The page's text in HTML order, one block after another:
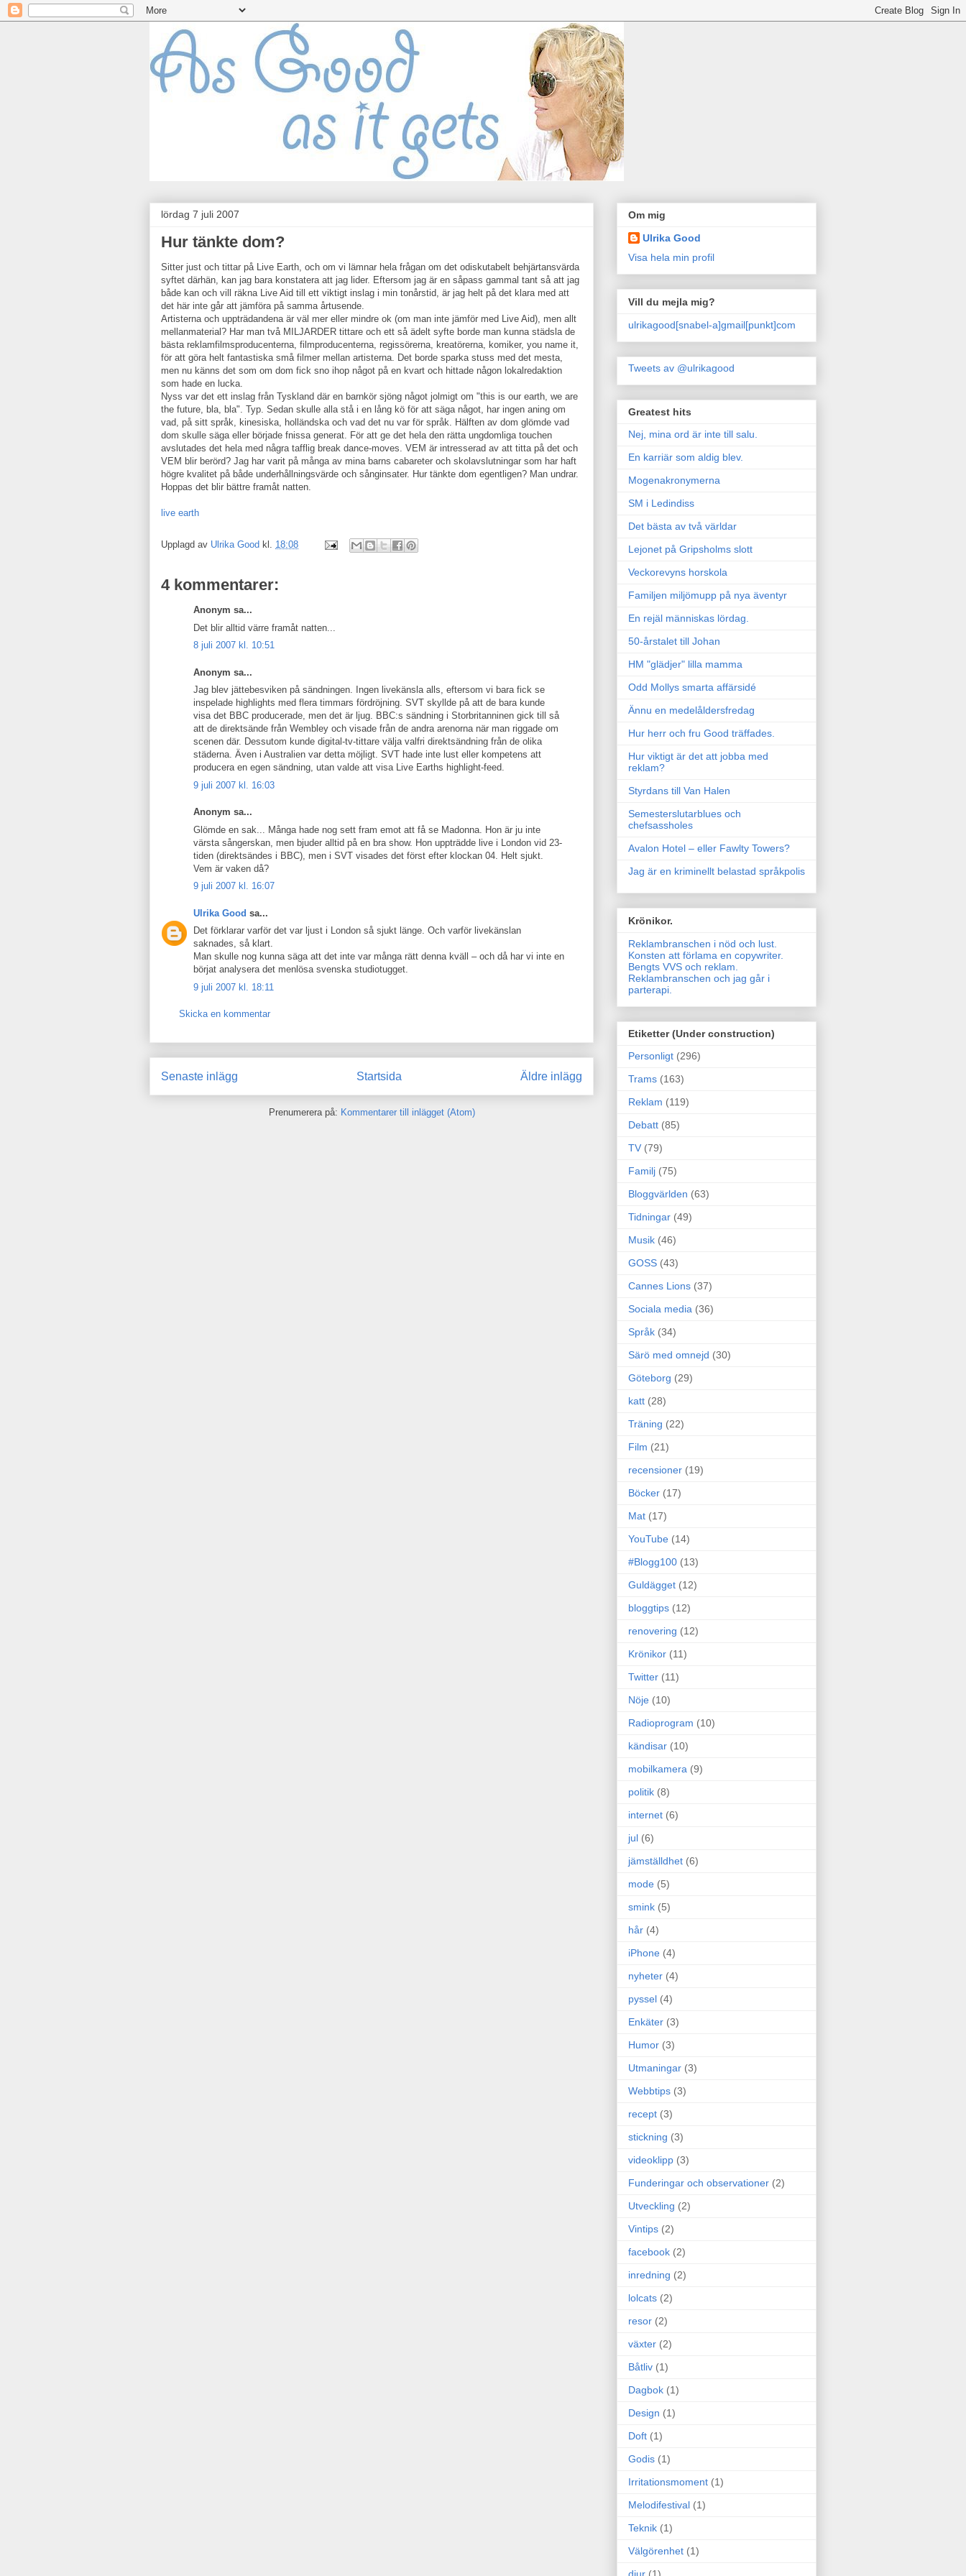
lördag 7 juli 2007
Hur tänkte dom?
Sitter just och tittar på Live Earth, och om vi lämnar hela frågan om det odiskutabelt behjärtansvärda
syftet därhän, kan jag bara konstatera att jag lider. Eftersom jag är en såpass gammal tant så att jag
både kan och vill räkna Live Aid till ett viktigt inslag i min tonårstid, är jag helt på det klara med att
det här inte går att jämföra på samma årtusende.
Artisterna och uppträdandena är väl mer eller mindre ok (om man inte jämför med Live Aid), men allt
mellanmaterial? Har man två MILJARDER tittare och ett så ädelt syfte borde man kunna städsla de
bästa reklamfilmsproducenterna, filmproducenterna, regissörerna, kreatörerna, komiker, you name it,
för att göra helt fantastiska små filmer mellan artisterna. Det borde sparka stuss med det mesta,
men nu känns det som om dom fick sno ihop något på en kvart och hittade någon lokalredaktion
som hade en lucka.
Nyss var det ett inslag från Tyskland där en barnkör sjöng något jolmigt om "this is our earth, we are
the future, bla, bla". Typ. Sedan skulle alla stå i en lång kö för att säga något, har ingen aning om
vad, på sitt språk, kinesiska, holländska och vad det nu var för språk. Hälften av dom glömde vad
dom skulle säga eller började fnissa generat. För att ge det hela den rätta ungdomliga touchen
avslutades det hela med några tafflig break dance-moves. VEM är intresserad av att titta på det och
VEM blir berörd? Jag har varit på många av mina barns cabareter och skolavslutningar som har haft
högre kvalitet på både underhållningsvärde och sånginsater. Hur tänkte dom egentligen? Man undrar.
Hoppas det blir bättre framåt natten.
live earth
Upplagd av Ulrika Good kl. 18:08
4 kommentarer:
Anonym sa...
Det blir alltid värre framåt natten...
8 juli 2007 kl. 10:51
Anonym sa...
Jag blev jättebesviken på sändningen. Ingen livekänsla alls, eftersom vi bara fick se
inspelade highlights med flera timmars fördröjning. SVT skyllde på att de bara kunde
visa det BBC producerade, men det är ljug. BBC:s sändning i Storbritanninen gick till så
att de direktsände från Wembley och visade från de andra arenorna när man riggade om
scenen där. Dessutom kunde digital-tv-tittare välja valfri direktsändning från de olika
städerna. Även i Australien var detta möjligt. SVT hade inte lust eller kompetens att
producera en egen sändning, utan valde att visa Live Earths highlight-feed.
9 juli 2007 kl. 16:03
Anonym sa...
Glömde en sak... Många hade nog sett fram emot att få se Madonna. Hon är ju inte
värsta sångerskan, men bjuder alltid på en bra show. Hon uppträdde live i London vid 23-
tiden (direktsändes i BBC), men i SVT visades det först efter klockan 04. Helt sjukt.
Vem är vaken då?
9 juli 2007 kl. 16:07
Ulrika Good sa...
Det förklarar varför det var ljust i London så sjukt länge. Och varför livekänslan
saknades, så klart.
Man skulle nog kunna säga att det inte var många rätt denna kväll – och då har vi inte en
börjat analysera det menlösa svenska studiotugget.
9 juli 2007 kl. 18:11
Skicka en kommentar
Senaste inlägg Äldre inlägg
Startsida
Prenumerera på: Kommentarer till inlägget (Atom)
Om mig
Ulrika Good
Visa hela min profil
Vill du mejla mig?
ulrikagood[snabel-a]gmail[punkt]com
Tweets av @ulrikagood
Greatest hits
Nej, mina ord är inte till salu.
En karriär som aldig blev.
Mogenakronymerna
SM i Ledindiss
Det bästa av två världar
Lejonet på Gripsholms slott
Veckorevyns horskola
Familjen miljömupp på nya äventyr
En rejäl människas lördag.
50-årstalet till Johan
HM "glädjer" lilla mamma
Odd Mollys smarta affärsidé
Ännu en medelåldersfredag
Hur herr och fru Good träffades.
Hur viktigt är det att jobba med
reklam?
Styrdans till Van Halen
Semesterslutarblues och
chefsassholes
Avalon Hotel – eller Fawlty Towers?
Jag är en kriminellt belastad språkpolis
Krönikor.
Reklambranschen i nöd och lust.
Konsten att förlama en copywriter.
Bengts VVS och reklam.
Reklambranschen och jag går i
parterapi.
Etiketter (Under construction)
Personligt (296)
Trams (163)
Reklam (119)
Debatt (85)
TV (79)
Familj (75)
Bloggvärlden (63)
Tidningar (49)
Musik (46)
GOSS (43)
Cannes Lions (37)
Sociala media (36)
Språk (34)
Särö med omnejd (30)
Göteborg (29)
katt (28)
Träning (22)
Film (21)
recensioner (19)
Böcker (17)
Mat (17)
YouTube (14)
#Blogg100 (13)
Guldägget (12)
bloggtips (12)
renovering (12)
Krönikor (11)
Twitter (11)
Nöje (10)
Radioprogram (10)
kändisar (10)
mobilkamera (9)
politik (8)
internet (6)
jul (6)
jämställdhet (6)
mode (5)
smink (5)
hår (4)
iPhone (4)
nyheter (4)
pyssel (4)
Enkäter (3)
Humor (3)
Utmaningar (3)
Webbtips (3)
recept (3)
stickning (3)
videoklipp (3)
Funderingar och observationer (2)
Utveckling (2)
Vintips (2)
facebook (2)
inredning (2)
lolcats (2)
resor (2)
växter (2)
Båtliv (1)
Dagbok (1)
Design (1)
Doft (1)
Godis (1)
Irritationsmoment (1)
Melodifestival (1)
Teknik (1)
Välgörenhet (1)